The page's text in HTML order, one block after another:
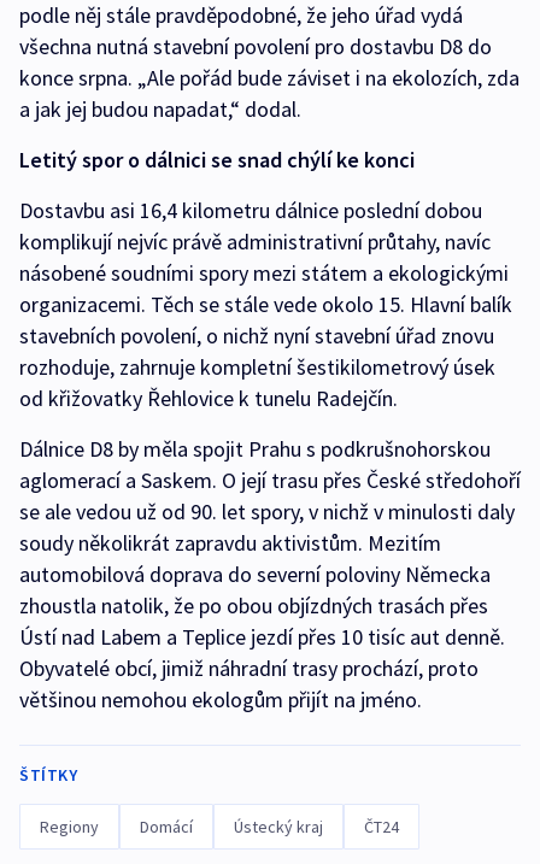
podle něj stále pravděpodobné, že jeho úřad vydá
všechna nutná stavební povolení pro dostavbu D8 do
konce srpna. „Ale pořád bude záviset i na ekolozích, zda
a jak jej budou napadat,“ dodal.
Letitý spor o dálnici se snad chýlí ke konci
Dostavbu asi 16,4 kilometru dálnice poslední dobou
komplikují nejvíc právě administrativní průtahy, navíc
násobené soudními spory mezi státem a ekologickými
organizacemi. Těch se stále vede okolo 15. Hlavní balík
stavebních povolení, o nichž nyní stavební úřad znovu
rozhoduje, zahrnuje kompletní šestikilometrový úsek
od křižovatky Řehlovice k tunelu Radejčín.
Dálnice D8 by měla spojit Prahu s podkrušnohorskou
aglomerací a Saskem. O její trasu přes České středohoří
se ale vedou už od 90. let spory, v nichž v minulosti daly
soudy několikrát zapravdu aktivistům. Mezitím
automobilová doprava do severní poloviny Německa
zhoustla natolik, že po obou objízdných trasách přes
Ústí nad Labem a Teplice jezdí přes 10 tisíc aut denně.
Obyvatelé obcí, jimiž náhradní trasy prochází, proto
většinou nemohou ekologům přijít na jméno.
ŠTÍTKY
Regiony Domácí Ústecký kraj ČT24